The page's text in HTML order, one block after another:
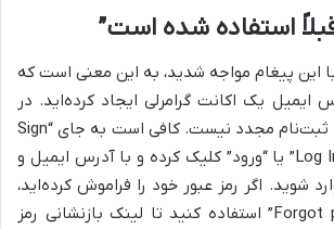
استفاده شده است”
این پیغام مواجه شدید، به این معنی است که
ایمیل یک اکانت گرامرلی ایجاد کرده‌اید. در
این صورت، نیازی به ثبت‌نام مجدد نیست. کافی است به جای “Sign
Up”، بر روی گزینه “Log In” یا “ورود” کلیک کرده و با آدرس ایمیل و
شوید. اگر رمز عبور خود را فراموش کرده‌اید،
از گزینه “Forgot password” استفاده کنید تا لینک بازنشانی رمز